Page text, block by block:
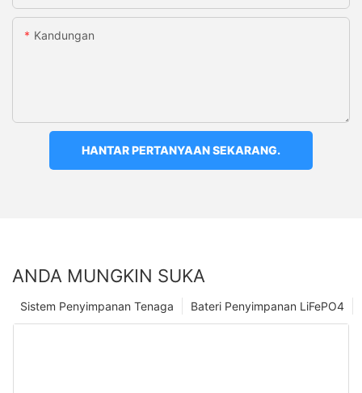
Kandungan
HANTAR PERTANYAAN SEKARANG.
ANDA MUNGKIN SUKA
Bateri Penyimpanan LiFePO4
Sistem Penyimpanan Tenaga